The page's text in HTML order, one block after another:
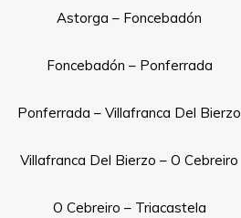
Astorga – Foncebadón
Foncebadón – Ponferrada
Ponferrada – Villafranca Del Bierzo
Villafranca Del Bierzo – O Cebreiro
O Cebreiro – Triacastela